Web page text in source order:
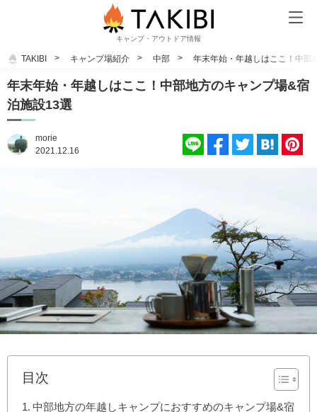
キャンプ・アウトドア情報
TAKIBI キャンプ場紹介 中部 年末年始・年越しはここ！中部
年末年始・年越しはここ！中部地方のキャンプ場&宿
泊施設13選
morie
2021.12.16
目次
中部地方の年越しキャンプにおすすめのキャンプ場&宿